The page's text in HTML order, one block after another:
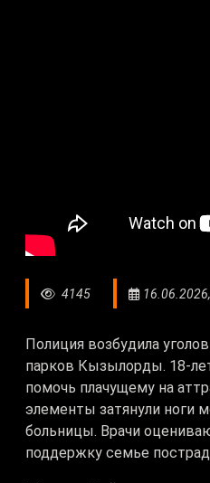
4145
Полиция возбудила
парков Кызылорды. 18-
помочь плачущему на
элементы затянули ноги
больницы. Врачи
поддержку семье